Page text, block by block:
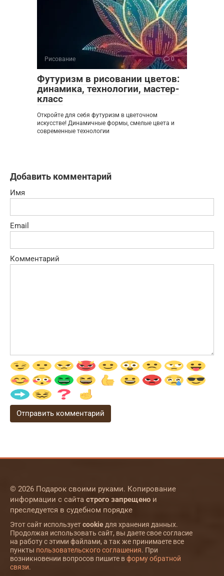
Рисование 0
Футуризм в рисовании цветов:
динамика, технологии, мастер-
класс
Откройте для себя футуризм в цветочном
искусстве! Динамичные формы, смелые цвета и
современные технологии
Добавить комментарий
Имя
Email
Комментарий
© 2026 Подарок своими руками. Копирование
информации с сайта строго запрещено и
преследуется в судебном порядке
Этот сайт используетcookie для хранения данных.
Продолжая использовать сайт, вы даете свое согласие
на работу с этими файлами, а так же принимаете все
пункты пользовательского соглашения. При
возникновении вопросов пишите вформу обратной
связи.